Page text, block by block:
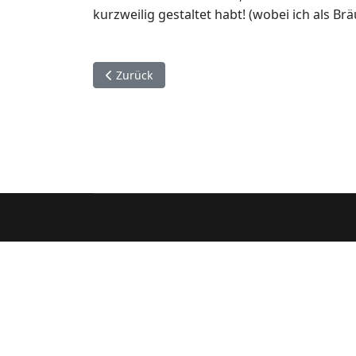
kurzweilig gestaltet habt! (wobei ich als
Vorheriger Beitrag: Ballonfliegen
Zurück